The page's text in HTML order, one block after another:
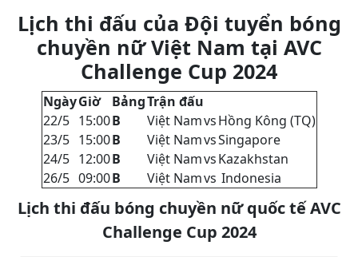
Lịch thi đấu của Đội tuyển bóng
chuyền nữ Việt Nam tại AVC
Challenge Cup 2024
NgàyGiờ BảngTrận đấu
22/5 15:00B Việt NamvsHồng Kông (TQ)
23/5 15:00B Việt NamvsSingapore
24/5 12:00B Việt NamvsKazakhstan
26/5 09:00B Việt Namvs Indonesia
Lịch thi đấu bóng chuyền nữ quốc tế AVC
Challenge Cup 2024